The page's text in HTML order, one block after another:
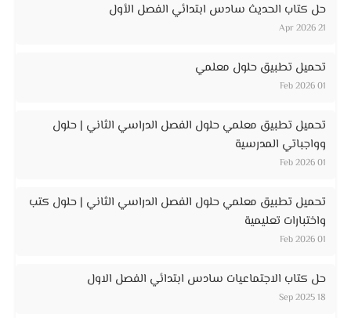
حل كتاب الحديث سادس ابتدائي الفصل الأول
21 Apr 2026
تحميل تطبيق حلول معلمي
01 Feb 2026
تحميل تطبيق معلمي حلول الفصل الدراسي الثاني | حلول
وواجباتي المدرسية
01 Feb 2026
تحميل تطبيق معلمي حلول الفصل الدراسي الثاني | حلول كتب
واختبارات تعليمية
01 Feb 2026
حل كتاب الاجتماعيات سادس ابتدائي الفصل الاول
18 Sep 2025